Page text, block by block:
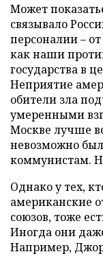
Может
связывало
персоналии –
как наши
государства в
Неприятие
обители зла
умеренными
Москве лучше
невозможно
коммунистам.
Однако у тех,
американские
союзов, тоже
Иногда они
Например,